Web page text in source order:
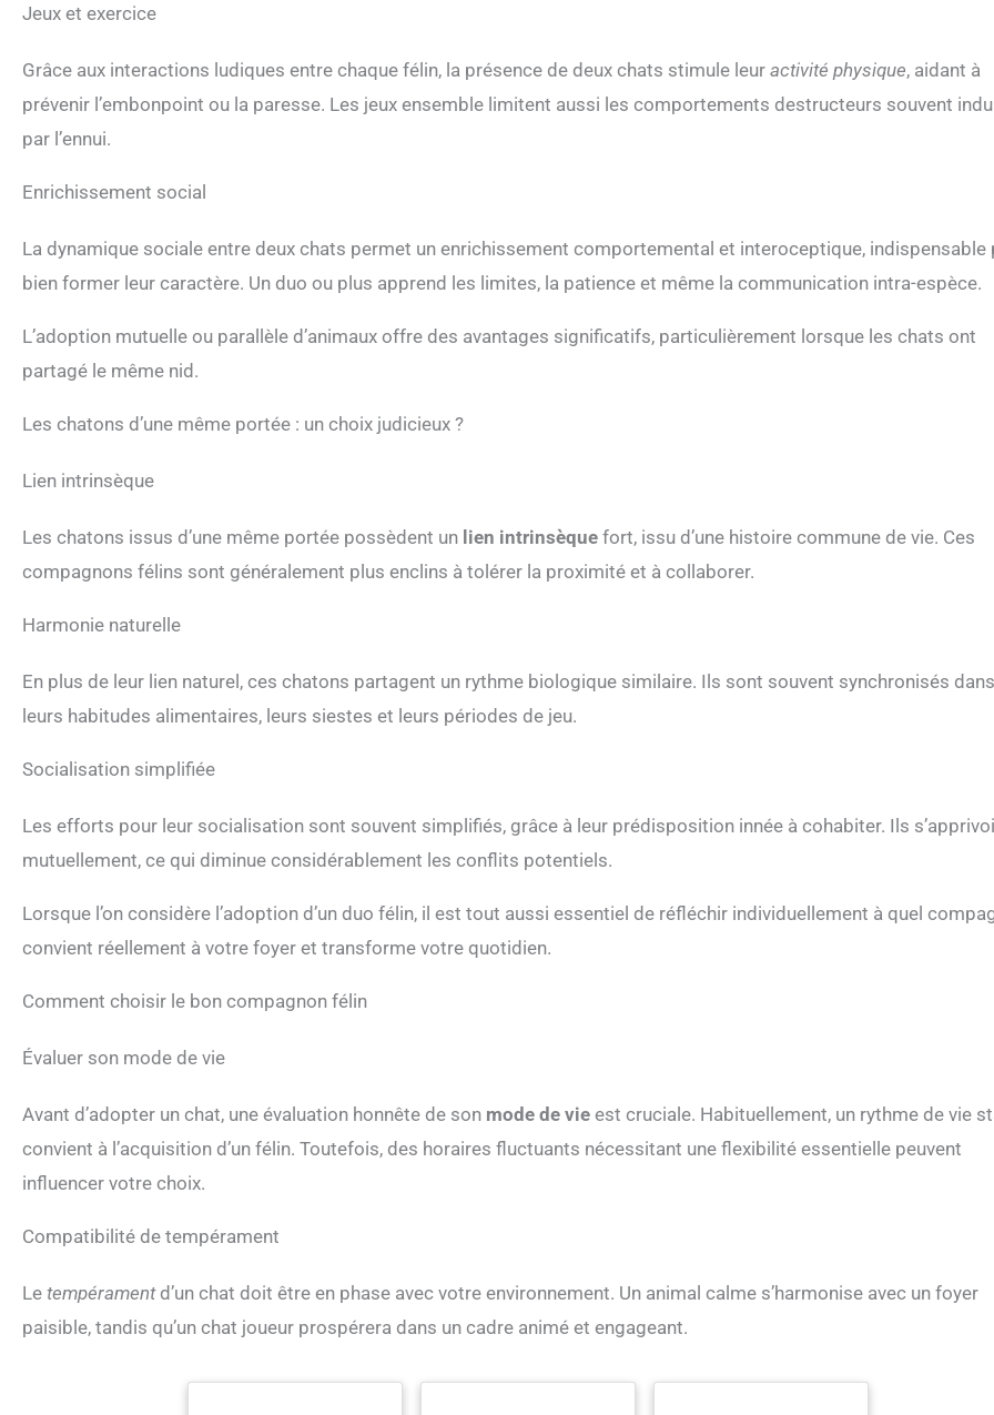
Jeux et exercice
Grâce aux interactions ludiques entre chaque félin, la présence de deux chats stimule leur activité physique, aidant à
prévenir l’embonpoint ou la paresse. Les jeux ensemble limitent aussi les comportements destructeurs souvent
par l’ennui.
Enrichissement social
La dynamique sociale entre deux chats permet un enrichissement comportemental et interoceptique, indispensable
bien former leur caractère. Un duo ou plus apprend les limites, la patience et même la communication intra-espèce.
L’adoption mutuelle ou parallèle d’animaux offre des avantages significatifs, particulièrement lorsque les chats ont
partagé le même nid.
Les chatons d’une même portée : un choix judicieux ?
Lien intrinsèque
Les chatons issus d’une même portée possèdent un lien intrinsèque fort, issu d’une histoire commune de vie. Ces
compagnons félins sont généralement plus enclins à tolérer la proximité et à collaborer.
Harmonie naturelle
En plus de leur lien naturel, ces chatons partagent un rythme biologique similaire. Ils sont souvent synchronisés dans
leurs habitudes alimentaires, leurs siestes et leurs périodes de jeu.
Socialisation simplifiée
Les efforts pour leur socialisation sont souvent simplifiés, grâce à leur prédisposition innée à cohabiter. Ils
mutuellement, ce qui diminue considérablement les conflits potentiels.
Lorsque l’on considère l’adoption d’un duo félin, il est tout aussi essentiel de réfléchir individuellement à quel
convient réellement à votre foyer et transforme votre quotidien.
Comment choisir le bon compagnon félin
Évaluer son mode de vie
Avant d’adopter un chat, une évaluation honnête de son mode de vie est cruciale. Habituellement, un rythme de vie
convient à l’acquisition d’un félin. Toutefois, des horaires fluctuants nécessitant une flexibilité essentielle peuvent
influencer votre choix.
Compatibilité de tempérament
Le tempéramentd’un chat doit être en phase avec votre environnement. Un animal calme s’harmonise avec un foyer
paisible, tandis qu’un chat joueur prospérera dans un cadre animé et engageant.